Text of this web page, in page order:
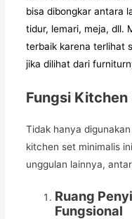
bisa dibongkar antara
tidur, lemari, meja, dll.
terbaik karena terlihat
jika dilihat dari
Fungsi Kitchen
Tidak hanya
kitchen set minimalis
unggulan lainnya,
Ruang
Fungsional